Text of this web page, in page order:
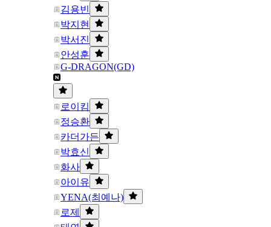
김용빈
박지현
박서진
안성훈
G-DRAGON(GD)
로이킴
정승환
카더가든
박효신
화사
아이유
YENA(최예나)
로제